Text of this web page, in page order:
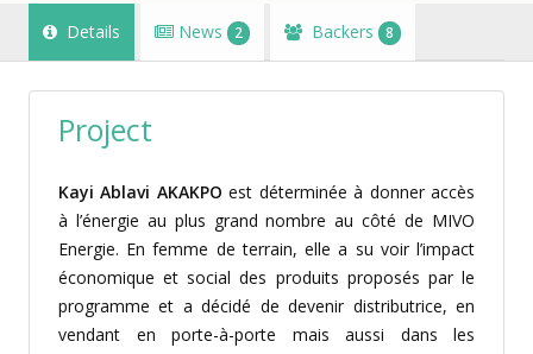
Details News 2 Backers 8
Project
Kayi Ablavi AKAKPO est déterminée à donner accès
à l’énergie au plus grand nombre au côté de MIVO
Energie. En femme de terrain, elle a su voir l’impact
économique et social des produits proposés par le
programme et a décidé de devenir distributrice, en
vendant en porte-à-porte mais aussi dans les